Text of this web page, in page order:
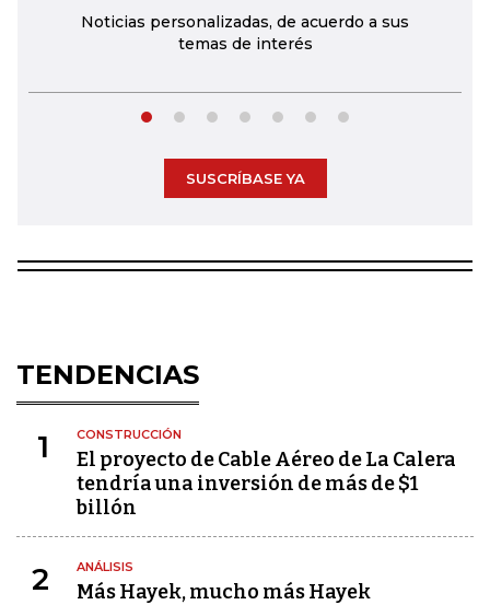
Noticias personalizadas, de acuerdo a sus
temas de interés
SUSCRÍBASE YA
TENDENCIAS
1 CONSTRUCCIÓN
El proyecto de Cable Aéreo de La Calera
tendría una inversión de más de $1
billón
2 ANÁLISIS
Más Hayek, mucho más Hayek